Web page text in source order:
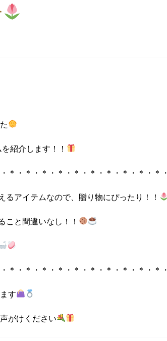
紹介します！！
＊・＊・＊・＊・＊・＊・＊・＊・＊・＊・
アイテムなので、贈り物にぴったり！！
こと間違いなし！！
＊・＊・＊・＊・＊・＊・＊・＊・＊・＊・
す
がけください